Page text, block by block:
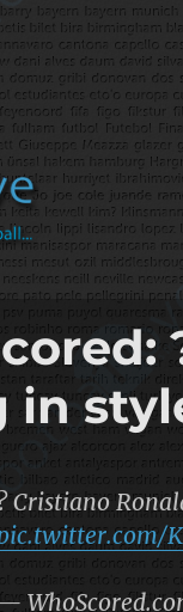
in
Cristiano
—